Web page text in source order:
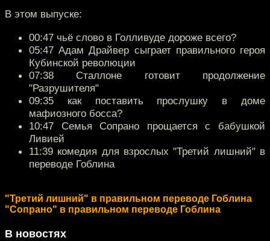
В этом выпуске:
00:47 чьё слово в Голливуде дороже всего?
05:47 Адам Драйвер сыграет правильного героя
Кубинской революции
07:38 Сталлоне готовит продолжение
"Разрушителя"
09:35 как поставить прослушку в доме
мафиозного босса?
10:47 Семья Сопрано прощается с бабушкой
Ливией
11:39 комедия для взрослых "Третий лишний" в
переводе Гоблина
"Третий лишний" в правильном переводе Гоблина
"Сопрано" в правильном переводе Гоблина
В новостях